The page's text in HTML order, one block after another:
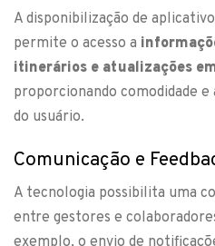
A disponibilização de
permite o acesso a
itinerários e atualizações
proporcionando comodidade
do usuário.
Comunicação e
A tecnologia possibilita uma
entre gestores e
exemplo, o envio de